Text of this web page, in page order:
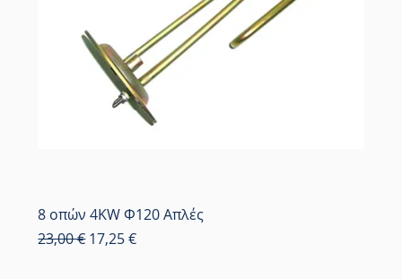
8 οπών 4KW Φ120 Απλές
Κανονική τιμή
23,00 € Τιμή Έκπτωσης
17,25 €